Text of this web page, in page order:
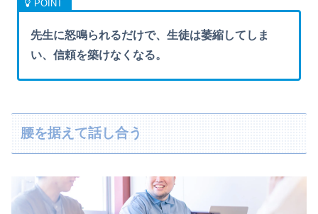
先生に怒鳴られるだけで、生徒は萎縮してしま
い、信頼を築けなくなる。
腰を据えて話し合う